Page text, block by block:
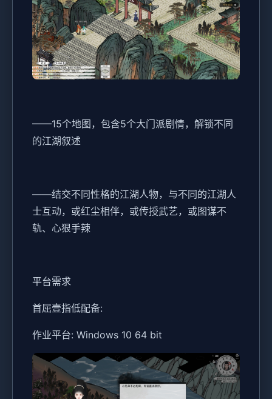
——15个地图，包含5个大门派剧情，解锁不同
的江湖叙述
——结交不同性格的江湖人物，与不同的江湖人
士互动，或红尘相伴，或传授武艺，或图谋不
轨、心狠手辣
平台需求
首屈壹指低配备:
作业平台: Windows 10 64 bit